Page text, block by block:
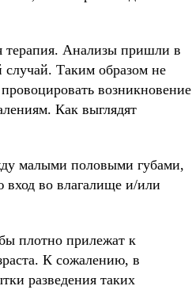
терапия. Анализы пришли в
Таким образом не
возникновение
Как выглядят
малыми половыми губами,
во влагалище и/или
плотно прилежат к
К сожалению, в
разведения таких